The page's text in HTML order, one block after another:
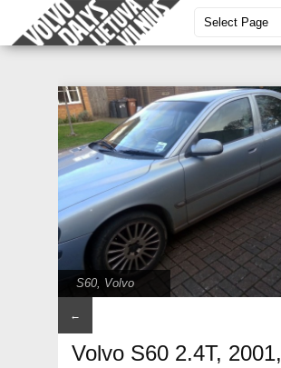
S60, Volvo
←
Volvo S60 2.4T, 2001,